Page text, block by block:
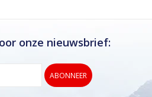
onze nieuwsbrief:
ABONNEER